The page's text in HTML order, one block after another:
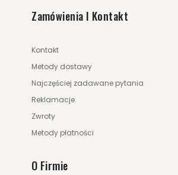
Zamówienia I Kontakt
Kontakt
Metody dostawy
Najczęściej zadawane pytania
Reklamacje
Zwroty
Metody płatności
O Firmie